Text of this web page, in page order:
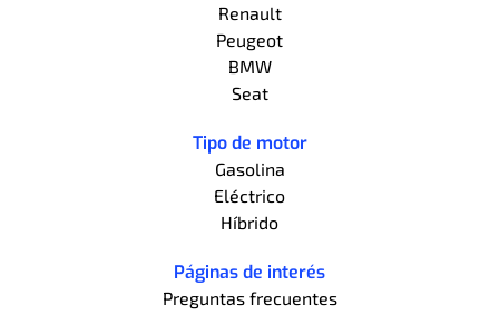
Renault
Peugeot
BMW
Seat
Tipo de motor
Gasolina
Eléctrico
Híbrido
Páginas de interés
Preguntas frecuentes